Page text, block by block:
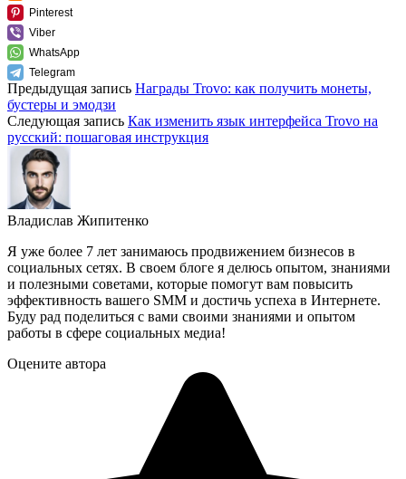
Pinterest
Viber
WhatsApp
Telegram
Предыдущая запись Награды Trovo: как получить монеты,
бустеры и эмодзи
Следующая запись Как изменить язык интерфейса Trovo на
русский: пошаговая инструкция
Владислав Жипитенко
Я уже более 7 лет занимаюсь продвижением бизнесов в
социальных сетях. В своем блоге я делюсь опытом, знаниями
и полезными советами, которые помогут вам повысить
эффективность вашего SMM и достичь успеха в Интернете.
Буду рад поделиться с вами своими знаниями и опытом
работы в сфере социальных медиа!
Оцените автора